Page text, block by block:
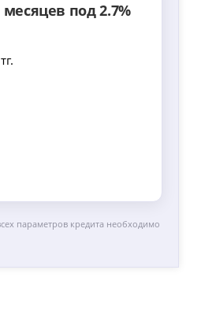
месяцев под 2.7%
тг.
параметров кредита необходимо